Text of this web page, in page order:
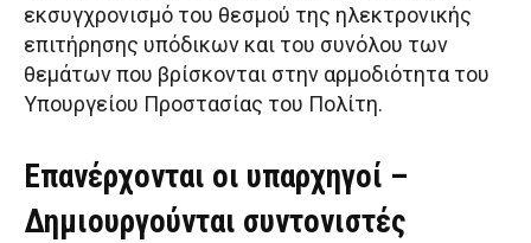
εκσυγχρονισμό του θεσμού της ηλεκτρονικής
επιτήρησης υπόδικων και του συνόλου των
θεμάτων που βρίσκονται στην αρμοδιότητα του
Υπουργείου Προστασίας του Πολίτη.
Επανέρχονται οι υπαρχηγοί –
Δημιουργούνται συντονιστές